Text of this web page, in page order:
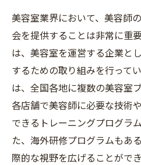
せな生活
美容室業界において、美容師
会を提供することは非常に重
は、美容室を運営する企業と
するための取り組みを行って
は、全国各地に複数の美容室
各店舗で美容師に必要な技術
できるトレーニングプログラ
た、海外研修プログラムもあ
際的な視野を広げることがで